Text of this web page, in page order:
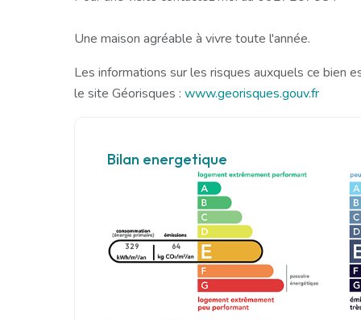
Une maison agréable à vivre toute l'année.
Les informations sur les risques auxquels ce bien
le site Géorisques : www.georisques.gouv.fr
Bilan energetique
329 64